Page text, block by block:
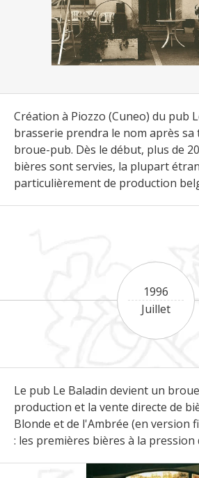
Création à Piozzo (Cuneo) du pub
brasserie prendra le nom après
broue-pub. Dès le début, plus de
bières sont servies, la plupart
particulièrement de production
1996
Juillet
Le pub Le Baladin devient un
production et la vente directe de
Blonde et de l'Ambrée (en version
: les premières bières à la pression